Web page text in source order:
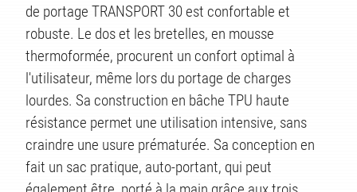
de portage TRANSPORT 30 est confortable et
robuste. Le dos et les bretelles, en mousse
thermoformée, procurent un confort optimal à
l'utilisateur, même lors du portage de charges
lourdes. Sa construction en bâche TPU haute
résistance permet une utilisation intensive, sans
craindre une usure prématurée. Sa conception en
fait un sac pratique, auto-portant, qui peut